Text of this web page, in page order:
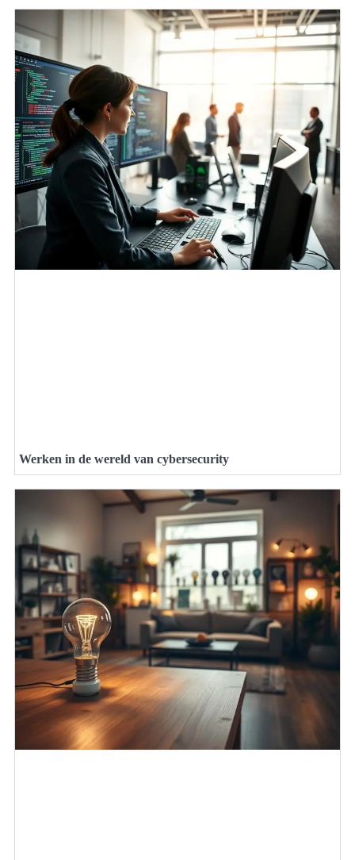
Werken in de wereld van cybersecurity